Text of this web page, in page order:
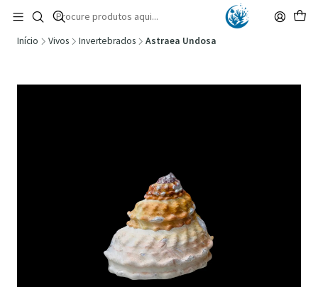
🚚 Portugal Continental: Portes Grátis desde 149,90€ (Envio extresso: 14,90€)
Ler mais
Início Vivos Invertebrados Astraea Undosa